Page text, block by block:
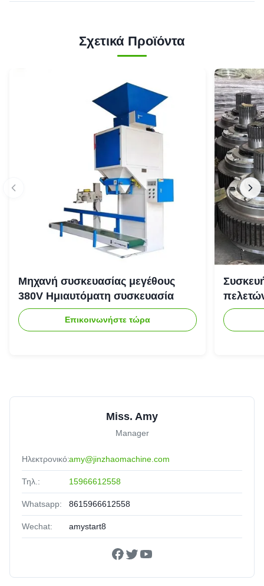
Σχετικά Προϊόντα
Μηχανή συσκευασίας μεγέθους
380V Ημιαυτόματη συσκευασία
Επικοινωνήστε τώρα
Miss. Amy
Manager
Ηλεκτρονικό:amy@jinzhaomachine.com
Τηλ.: 15966612558
Whatsapp: 8615966612558
Wechat: amystart8